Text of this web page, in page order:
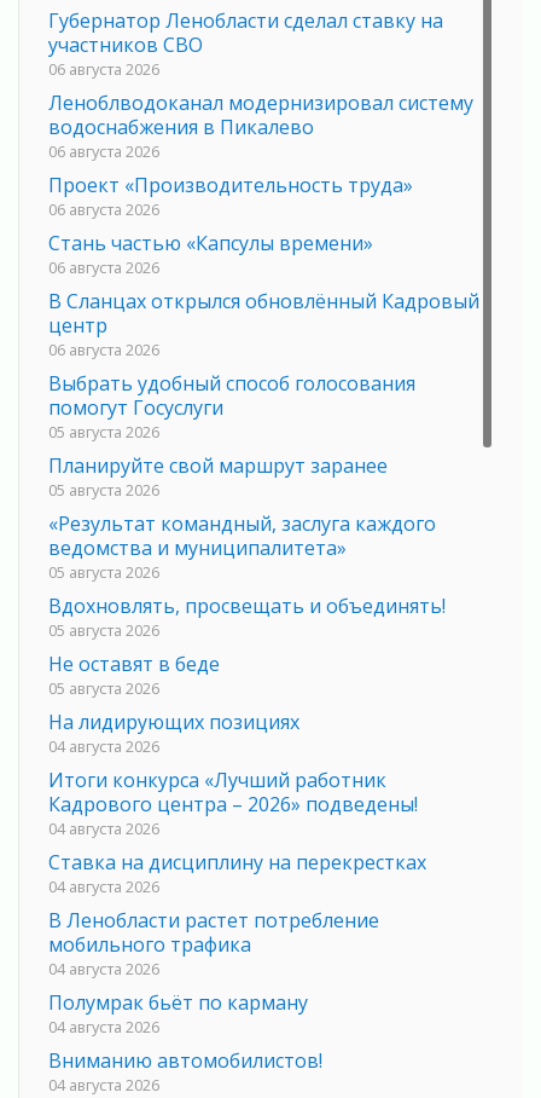
Губернатор Ленобласти сделал ставку на
участников СВО
06 августа 2026
Леноблводоканал модернизировал систему
водоснабжения в Пикалево
06 августа 2026
Проект «Производительность труда»
06 августа 2026
Стань частью «Капсулы времени»
06 августа 2026
В Сланцах открылся обновлённый Кадровый
центр
06 августа 2026
Выбрать удобный способ голосования
помогут Госуслуги
05 августа 2026
Планируйте свой маршрут заранее
05 августа 2026
«Результат командный, заслуга каждого
ведомства и муниципалитета»
05 августа 2026
Вдохновлять, просвещать и объединять!
05 августа 2026
Не оставят в беде
05 августа 2026
На лидирующих позициях
04 августа 2026
Итоги конкурса «Лучший работник
Кадрового центра – 2026» подведены!
04 августа 2026
Ставка на дисциплину на перекрестках
04 августа 2026
В Ленобласти растет потребление
мобильного трафика
04 августа 2026
Полумрак бьёт по карману
04 августа 2026
Вниманию автомобилистов!
04 августа 2026